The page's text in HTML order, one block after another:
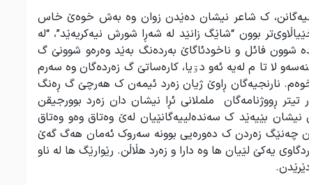
ک شاعر نیشان دەێدن زوان وە بەش خوەێ خاس
بوون “شاێگ زانێد لە شەڕا شورش نیەکریەێد”، “لە
شوون فائل و ناخودئاگاێ بەردەنگ بەێد وەرەو شوونێ گ
لا تا م لەیە ئەو دۊیا، کارەساتێ گ زەردەگان وە سەرم
خوەم. نارنجیەگان ڕاوێ ژیان زەرد ئیمەن ک هەرچێ گ ڕەنگ
ڕووژنامەگان ململانی ئڕا نیشان دان زەرد بوورجیقن
بێیەێد ک سەندەلییەگانێیان لەێ وەتاق وەو وەتاق
چەنێگ زەردن ک دەورەیی بوونە سەروک ئەمان هەگ گەێ
یەکێ لێیان ها وە دارا و زەرد هڵاڵن. رێوارێگ ها لە ناو